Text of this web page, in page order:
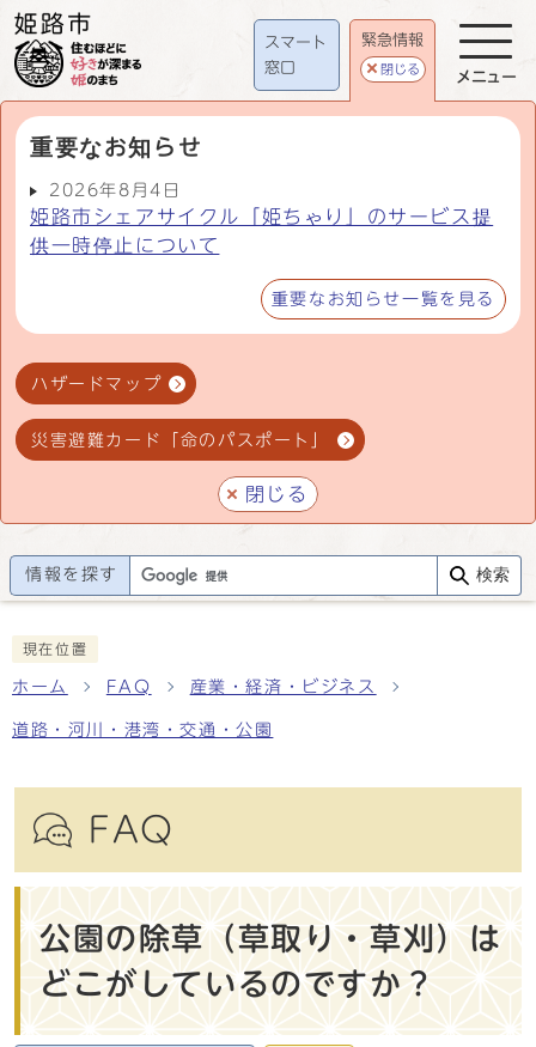
スマート
窓口
緊急情報
閉じる
重要なお知らせ
2026年8月4日
姫路市シェアサイクル「姫ちゃり」のサービス提
供一時停止について
重要なお知らせ一覧を見る
ハザードマップ
災害避難カード「命のパスポート」
閉じる
メニュー
情報を探す 検索
現在位置
ホーム FAQ 産業・経済・ビジネス
道路・河川・港湾・交通・公園
FAQ
公園の除草（草取り・草刈）は
どこがしているのですか？